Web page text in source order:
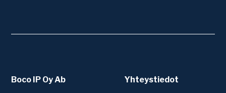
Boco IP Oy Ab Yhteystiedot